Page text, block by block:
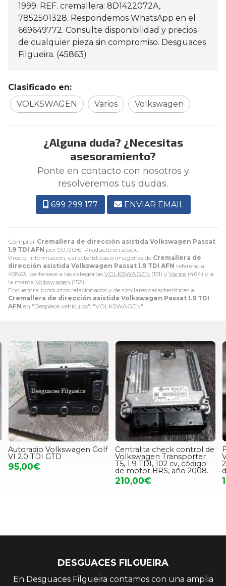
Comprar Cremallera de dirección asistida Volkswagen Passat
1.9 TDI AFN por 90,00€ . Producto en stock.
Precio, información, características e imágenes de Cremallera de
dirección asistida Volkswagen Passat 1.9 TDI AFN referencia
45863, pertenece a las categorías VOLKSWAGEN (151) y Varios (464) y a
la marca Volkswagen (152).
Encuentra productos relacionados y de similares características a
Cremallera de dirección asistida Volkswagen Passat 1.9 TDI
AFN en "Despiece vehiculos", "VOLKSWAGEN".
1999. REF. cremallera: 8D1422072A,
7852501328. Respondemos WhatsApp en el
669649772. Consulte disponibilidad y precios
de cualquier pieza sin compromiso. Desguaces
Filgueira. (45863)
Clasificado en:
VOLKSWAGEN
Varios Volkswagen
¿Alguna duda? ¿Necesitas
asesoramiento?
Ponte en contacto con nosotros y
resolveremos tus dudas.
699 299 177 ENVIAR EMAIL
Autoradio Volkswagen Golf
VI 2.0 TDI GTD
95,00€
Centralita check control de
Volkswagen Transporter
T5, 1.9 TDI, 102 cv, código
de motor BRS, año 2008.
210,00€
DESGUACES FILGUEIRA
En Desguaces Filgueira contamos con una amplia